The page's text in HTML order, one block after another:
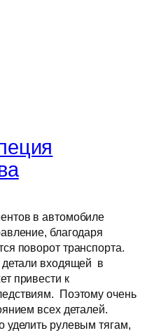
в автомобиле
благодаря
поворот транспорта.
входящей в
привести к
Поэтому очень
всех деталей.
уделить рулевым тягам,